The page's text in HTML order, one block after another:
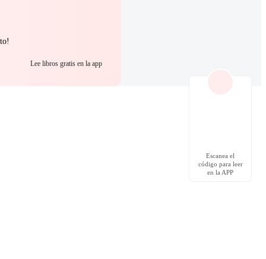
Lee libros gratis en la app
Escanea el
código para leer
en la APP